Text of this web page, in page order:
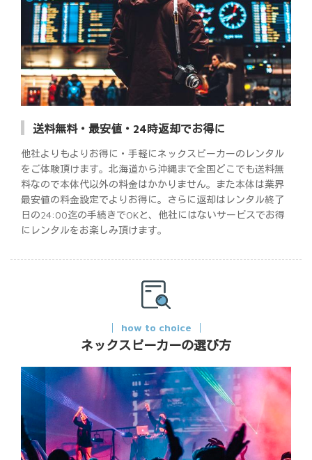
送料無料・最安値・24時返却でお得に
他社よりもよりお得に・手軽にネックスピーカーのレンタル
をご体験頂けます。北海道から沖縄まで全国どこでも送料無
料なので本体代以外の料金はかかりません。また本体は業界
最安値の料金設定でよりお得に。さらに返却はレンタル終了
日の24:00迄の手続きでOKと、他社にはないサービスでお得
にレンタルをお楽しみ頂けます。
how to choice
ネックスピーカーの選び方